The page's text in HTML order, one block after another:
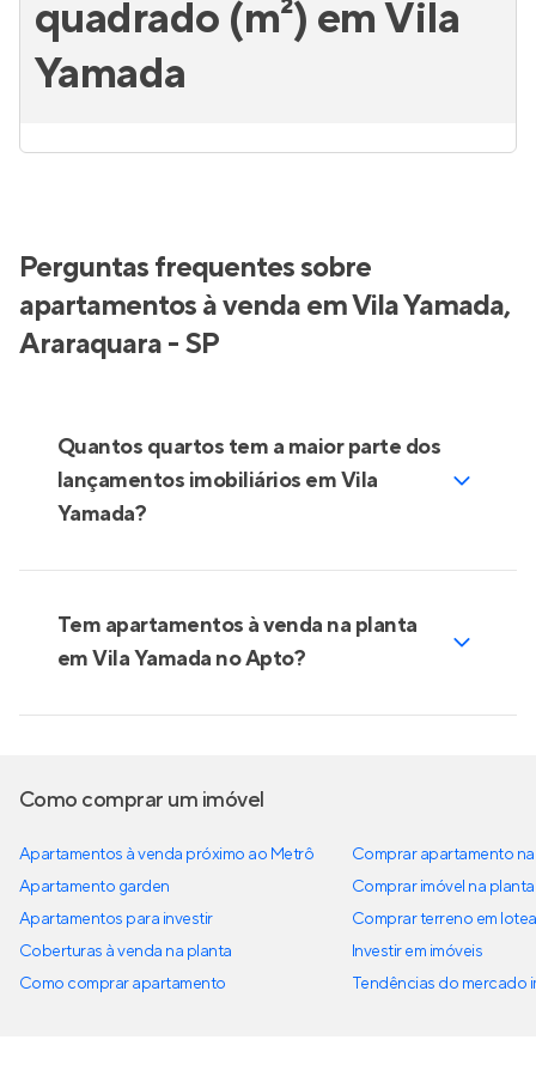
quadrado (m²) em Vila
Yamada
Perguntas frequentes sobre
apartamentos à venda em Vila Yamada,
Araraquara - SP
Quantos quartos tem a maior parte dos
lançamentos imobiliários em Vila
Yamada?
Tem apartamentos à venda na planta
em Vila Yamada no Apto?
Como comprar um imóvel
Apartamentos à venda próximo ao Metrô
Apartamento garden
Apartamentos para investir
Coberturas à venda na planta
Como comprar apartamento
Comprar apartamento
Comprar imóvel na planta
Comprar terreno em
Investir em imóveis
Tendências do mercado